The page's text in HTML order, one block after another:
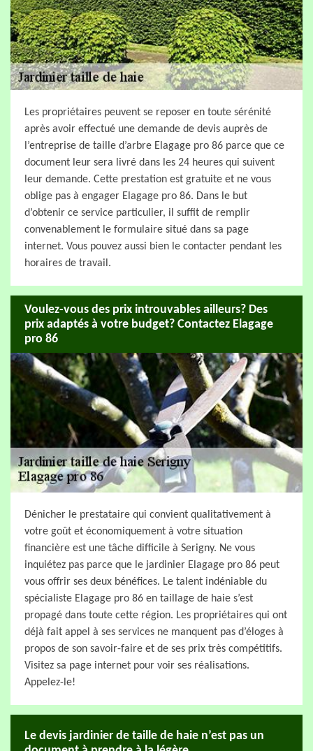
Les propriétaires peuvent se reposer en toute sérénité
après avoir effectué une demande de devis auprès de
l’entreprise de taille d’arbre Elagage pro 86 parce que ce
document leur sera livré dans les 24 heures qui suivent
leur demande. Cette prestation est gratuite et ne vous
oblige pas à engager Elagage pro 86. Dans le but
d’obtenir ce service particulier, il suffit de remplir
convenablement le formulaire situé dans sa page
internet. Vous pouvez aussi bien le contacter pendant les
horaires de travail.
Voulez-vous des prix introuvables ailleurs? Des
prix adaptés à votre budget? Contactez Elagage
pro 86
Dénicher le prestataire qui convient qualitativement à
votre goût et économiquement à votre situation
financière est une tâche difficile à Serigny. Ne vous
inquiétez pas parce que le jardinier Elagage pro 86 peut
vous offrir ses deux bénéfices. Le talent indéniable du
spécialiste Elagage pro 86 en taillage de haie s’est
propagé dans toute cette région. Les propriétaires qui ont
déjà fait appel à ses services ne manquent pas d’éloges à
propos de son savoir-faire et de ses prix très compétitifs.
Visitez sa page internet pour voir ses réalisations.
Appelez-le!
Le devis jardinier de taille de haie n’est pas un